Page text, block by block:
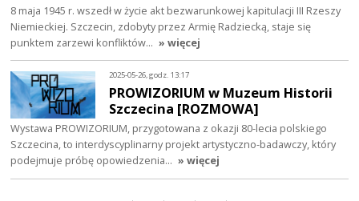
8 maja 1945 r. wszedł w życie akt bezwarunkowej kapitulacji III Rzeszy
Niemieckiej. Szczecin, zdobyty przez Armię Radziecką, staje się
punktem zarzewi konfliktów… » więcej
2025-05-26, godz. 13:17
PROWIZORIUM w Muzeum Historii
Szczecina [ROZMOWA]
Wystawa PROWIZORIUM, przygotowana z okazji 80-lecia polskiego
Szczecina, to interdyscyplinarny projekt artystyczno-badawczy, który
podejmuje próbę opowiedzenia… » więcej